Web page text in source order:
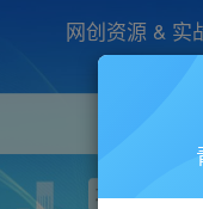
网创资源 & 实
项目 引流